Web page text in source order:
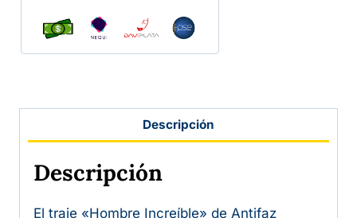
Descripción
Descripción
El traje «Hombre Increíble» de Antifaz